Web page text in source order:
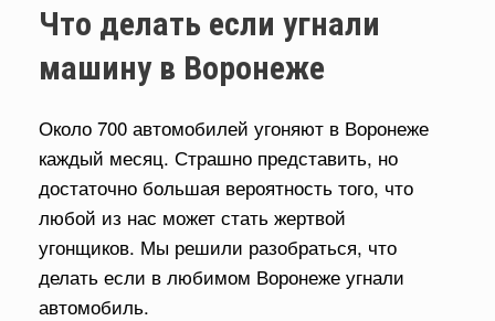
Что делать если угнали
машину в Воронеже
Около 700 автомобилей угоняют в Воронеже
каждый месяц. Страшно представить, но
достаточно большая вероятность того, что
любой из нас может стать жертвой
угонщиков. Мы решили разобраться, что
делать если в любимом Воронеже угнали
автомобиль.